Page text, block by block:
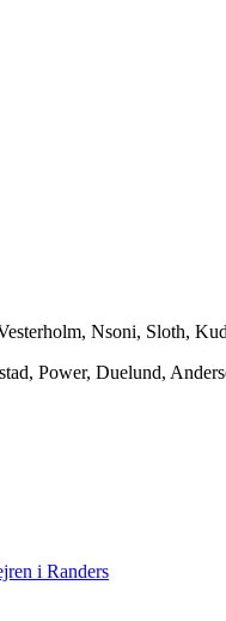
Nsoni, Sloth,
Power, Duelund,
i Randers